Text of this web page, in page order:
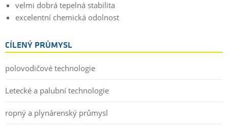
velmi dobrá tepelná stabilita
excelentní chemická odolnost
CÍLENÝ PRŮMYSL
polovodičové technologie
Letecké a palubní technologie
ropný a plynárenský průmysl